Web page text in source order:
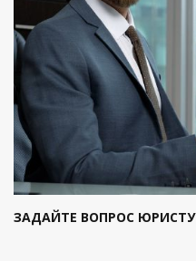
ЗАДАЙТЕ ВОПРОС ЮРИСТУ